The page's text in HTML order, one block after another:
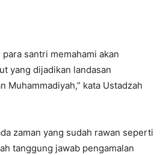
santri memahami akan
yang dijadikan landasan
Muhammadiyah,” kata Ustadzah
zaman yang sudah rawan seperti
tanggung jawab pengamalan